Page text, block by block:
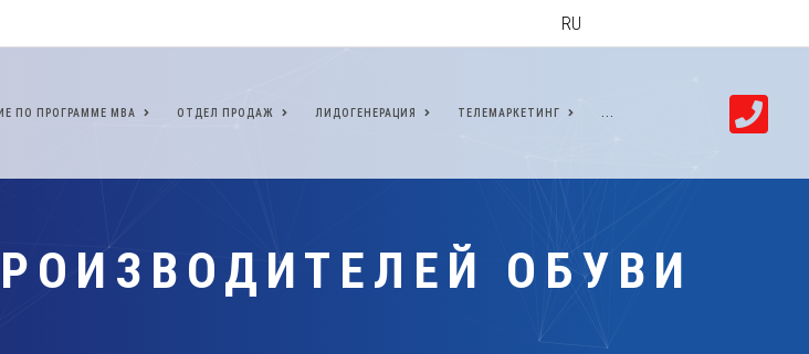
RU
ПО ПРОГРАММЕ МВА ОТДЕЛ ПРОДАЖ ЛИДОГЕНЕРАЦИЯ ТЕЛЕМАРКЕТИНГ
ОБУВИ